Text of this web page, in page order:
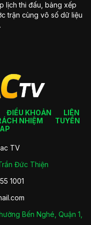
lịch thi đấu, bảng xếp
trận cùng vô số dữ liệu
ĐIỀU KHOẢN
LIÊN
NHIỆM
TUYỂN
TV
Đức Thiện
1001
Bến Nghé, Quận 1,